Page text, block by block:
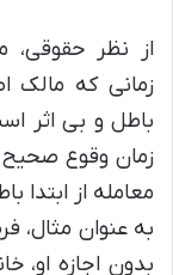
از نظر حقوقی،
زمانی که مالک
باطل و بی اثر
زمان وقوع صحیح
معامله از ابتدا
به عنوان
بدون اجازه او،